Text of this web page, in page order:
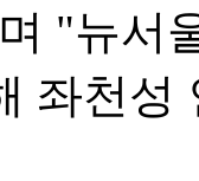
"뉴서
좌천성